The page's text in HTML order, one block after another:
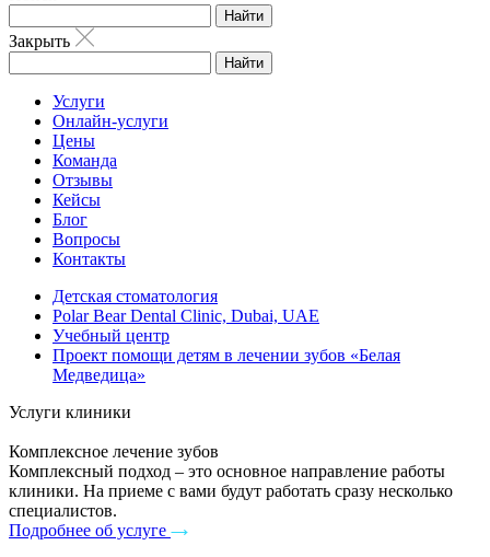
Найти
Закрыть
Найти
Услуги
Онлайн-услуги
Цены
Команда
Отзывы
Кейсы
Блог
Вопросы
Контакты
Детская стоматология
Polar Bear Dental Clinic, Dubai, UAE
Учебный центр
Проект помощи детям в лечении зубов «Белая
Медведица»
Услуги клиники
Комплексное лечение зубов
Комплексный подход – это основное направление работы
клиники. На приеме с вами будут работать сразу несколько
специалистов.
Подробнее об услуге